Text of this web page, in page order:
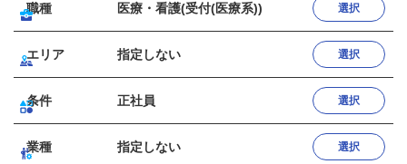
職種 医療・看護(受付(医療系)) 選択
エリア 指定しない 選択
条件 正社員 選択
業種 指定しない 選択